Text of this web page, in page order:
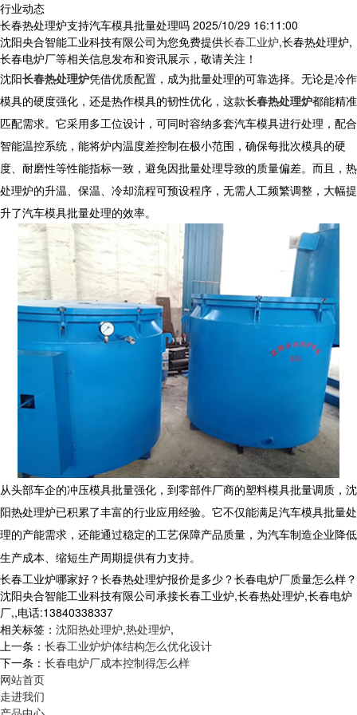
行业动态
长春热处理炉支持汽车模具批量处理吗 2025/10/29 16:11:00
沈阳央合智能工业科技有限公司为您免费提供长春工业炉,长春热处理炉,
长春电炉厂等相关信息发布和资讯展示，敬请关注！
沈阳长春热处理炉凭借优质配置，成为批量处理的可靠选择。无论是冷作
模具的硬度强化，还是热作模具的韧性优化，这款长春热处理炉都能精准
匹配需求。它采用多工位设计，可同时容纳多套汽车模具进行处理，配合
智能温控系统，能将炉内温度差控制在极小范围，确保每批次模具的硬
度、耐磨性等性能指标一致，避免因批量处理导致的质量偏差。而且， 热
处理炉的升温、保温、冷却流程可预设程序，无需人工频繁调整，大幅提
升了汽车模具批量处理的效率。
从头部车企的冲压模具批量强化，到零部件厂商的塑料模具批量调质，沈
阳热处理炉已积累了丰富的行业应用经验。它不仅能满足汽车模具批量处
理的产能需求，还能通过稳定的工艺保障产品质量，为汽车制造企业降低
生产成本、缩短生产周期提供有力支持。
长春工业炉哪家好？长春热处理炉报价是多少？长春电炉厂质量怎么样？
沈阳央合智能工业科技有限公司承接长春工业炉,长春热处理炉,长春电炉
厂,,电话:13840338337
相关标签： 沈阳热处理炉,热处理炉,
上一条： 长春工业炉炉体结构怎么优化设计
下一条： 长春电炉厂成本控制得怎么样
网站首页
走进我们